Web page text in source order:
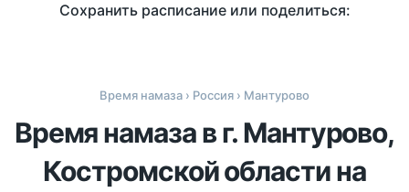
Сохранить расписание или поделиться:
Время намаза › Россия › Мантурово
Время намаза в г. Мантурово,
Костромской области на